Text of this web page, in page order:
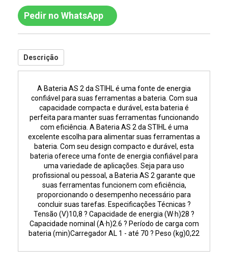
Pedir no WhatsApp
Descrição
A Bateria AS 2 da STIHL é uma fonte de energia
confiável para suas ferramentas a bateria. Com sua
capacidade compacta e durável, esta bateria é
perfeita para manter suas ferramentas funcionando
com eficiência. A Bateria AS 2 da STIHL é uma
excelente escolha para alimentar suas ferramentas a
bateria. Com seu design compacto e durável, esta
bateria oferece uma fonte de energia confiável para
uma variedade de aplicações. Seja para uso
profissional ou pessoal, a Bateria AS 2 garante que
suas ferramentas funcionem com eficiência,
proporcionando o desempenho necessário para
concluir suas tarefas. Especificações Técnicas ?
Tensão (V)10,8 ? Capacidade de energia (W·h)28 ?
Capacidade nominal (A·h)2.6 ? Período de carga com
bateria (min)Carregador AL 1 - até 70 ? Peso (kg)0,22